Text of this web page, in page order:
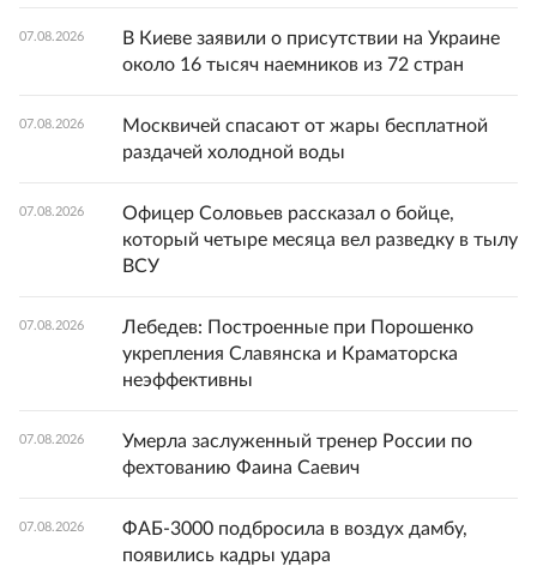
07.08.2026
В Киеве заявили о присутствии на Украине
около 16 тысяч наемников из 72 стран
07.08.2026
Москвичей спасают от жары бесплатной
раздачей холодной воды
07.08.2026
Офицер Соловьев рассказал о бойце,
который четыре месяца вел разведку в тылу
ВСУ
07.08.2026
Лебедев: Построенные при Порошенко
укрепления Славянска и Краматорска
неэффективны
07.08.2026
Умерла заслуженный тренер России по
фехтованию Фаина Саевич
07.08.2026
ФАБ-3000 подбросила в воздух дамбу,
появились кадры удара